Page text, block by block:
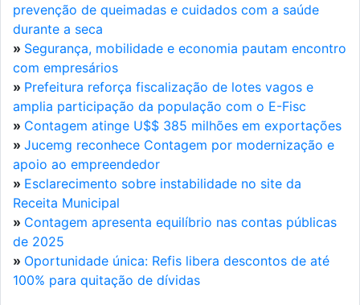
prevenção de queimadas e cuidados com a saúde
durante a seca
» Segurança, mobilidade e economia pautam encontro
com empresários
» Prefeitura reforça fiscalização de lotes vagos e
amplia participação da população com o E-Fisc
» Contagem atinge U$$ 385 milhões em exportações
» Jucemg reconhece Contagem por modernização e
apoio ao empreendedor
» Esclarecimento sobre instabilidade no site da
Receita Municipal
» Contagem apresenta equilíbrio nas contas públicas
de 2025
» Oportunidade única: Refis libera descontos de até
100% para quitação de dívidas